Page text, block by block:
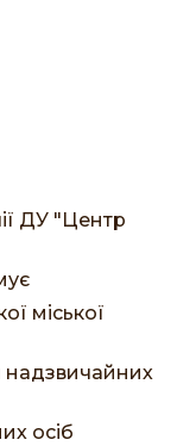
ДУ "Центр
міської
надзвичайних
осіб